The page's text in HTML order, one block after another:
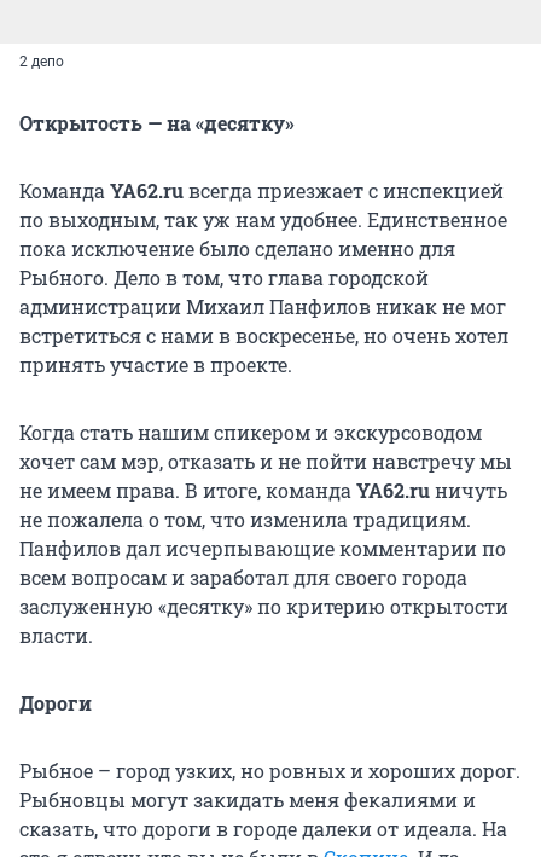
2 депо
Открытость — на «десятку»
Команда YA62.ruвсегда приезжает с инспекцией
по выходным, так уж нам удобнее. Единственное
пока исключение было сделано именно для
Рыбного. Дело в том, что глава городской
администрации Михаил Панфилов никак не мог
встретиться с нами в воскресенье, но очень хотел
принять участие в проекте.
Когда стать нашим спикером и экскурсоводом
хочет сам мэр, отказать и не пойти навстречу мы
не имеем права. В итоге, команда YA62.ruничуть
не пожалела о том, что изменила традициям.
Панфилов дал исчерпывающие комментарии по
всем вопросам и заработал для своего города
заслуженную «десятку» по критерию открытости
власти.
Дороги
Рыбное – город узких, но ровных и хороших дорог.
Рыбновцы могут закидать меня фекалиями и
сказать, что дороги в городе далеки от идеала. На